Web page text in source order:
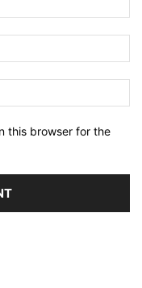
this browser for the